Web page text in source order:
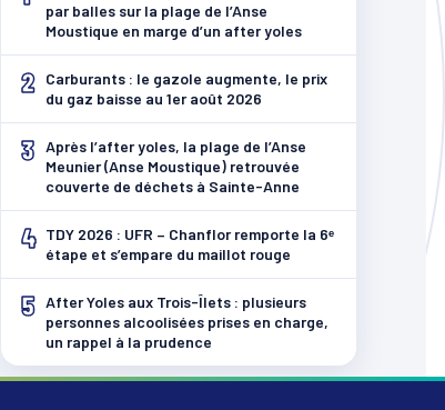
par balles sur la plage de l’Anse
Moustique en marge d’un after yoles
2
Carburants : le gazole augmente, le prix
du gaz baisse au 1er août 2026
3 Après l’after yoles, la plage de l’Anse
Meunier (Anse Moustique) retrouvée
couverte de déchets à Sainte-Anne
4 TDY 2026 : UFR – Chanflor remporte la 6ᵉ
étape et s’empare du maillot rouge
5 After Yoles aux Trois-Îlets : plusieurs
personnes alcoolisées prises en charge,
un rappel à la prudence